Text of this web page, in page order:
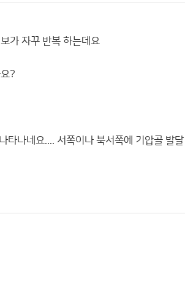
가 자꾸 반복 하는데요
?
나네요.... 서쪽이나 북서쪽에 기압골 발